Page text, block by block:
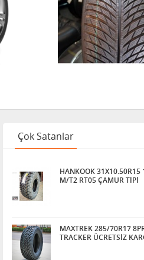
Çok Satanlar
HANKOOK 31X10.50R15
M/T2 RT05 ÇAMUR TİPİ
MAXTREK 285/70R17
TRACKER ÜCRETSİZ